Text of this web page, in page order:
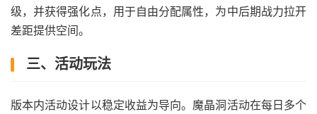
级，并获得强化点，用于自由分配属性，为中后期战力拉开
差距提供空间。
三、活动玩法
版本内活动设计以稳定收益为导向。魔晶洞活动在每日多个